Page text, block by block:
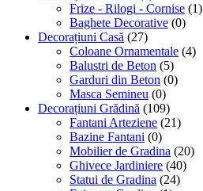
Frize - Rilogi - Cornise (1)
Baghete Decorative (0)
Decorațiuni Casă (27)
Coloane Ornamentale (4)
Balustri de Beton (5)
Garduri din Beton (0)
Masca Semineu (0)
Decorațiuni Grădină (109)
Fantani Arteziene (21)
Bazine Fantani (0)
Mobilier de Gradina (20)
Ghivece Jardiniere (40)
Statui de Gradina (24)